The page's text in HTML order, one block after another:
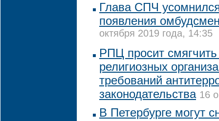
Глава СПЧ
появления
октября 2019 года, 14:35
РПЦ просит смягчить
религиозных
требований
законодательства 16
В Петербурге могут